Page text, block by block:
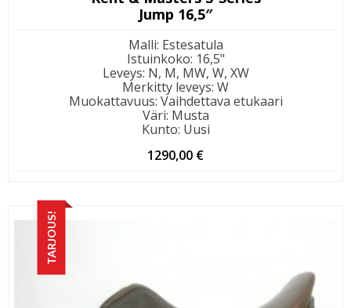
Jump 16,5″
Malli: Estesatula
Istuinkoko: 16,5"
Leveys: N, M, MW, W, XW
Merkitty leveys: W
Muokattavuus: Vaihdettava etukaari
Väri: Musta
Kunto: Uusi
1290,00 €
TARJOUS!